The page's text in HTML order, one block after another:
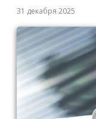
31 декабря 2025